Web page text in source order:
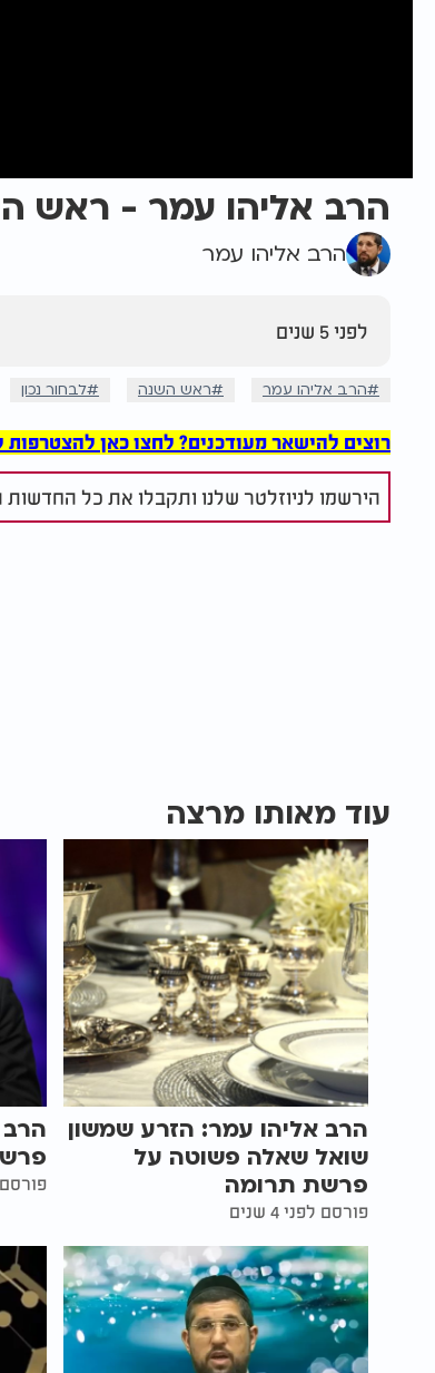
הרב אליהו עמר - ראש
הרב אליהו עמר
לפני 5 שנים
הרב אליהו עמר ראש השנה לבחור נכון
רוצים להישאר מעודכנים? לחצו כאן להצטרפות
הירשמו לניוזלטר שלנו ותקבלו את כל החדשות
עוד מאותו מרצה
הרב אליהו עמר: הזרע שמשון
שואל שאלה פשוטה על
פרשת תרומה
פורסם לפני 4 שנים
הרב
פורסם